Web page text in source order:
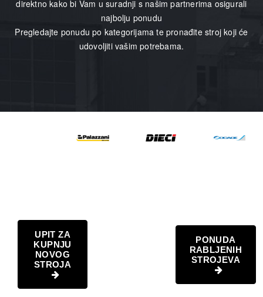
direktno kako bi Vam u suradnji s našim partnerima osigurali
najbolju ponudu
Pregledajte ponudu po kategorijama te pronađite stroj koji će
udovoljiti vašim potrebama.
UPIT ZA
KUPNJU
NOVOG
STROJA
PONUDA
RABLJENIH
STROJEVA